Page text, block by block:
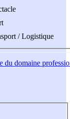
/ Logistique
du domaine